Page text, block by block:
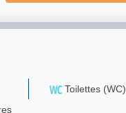
Toilettes (WC)